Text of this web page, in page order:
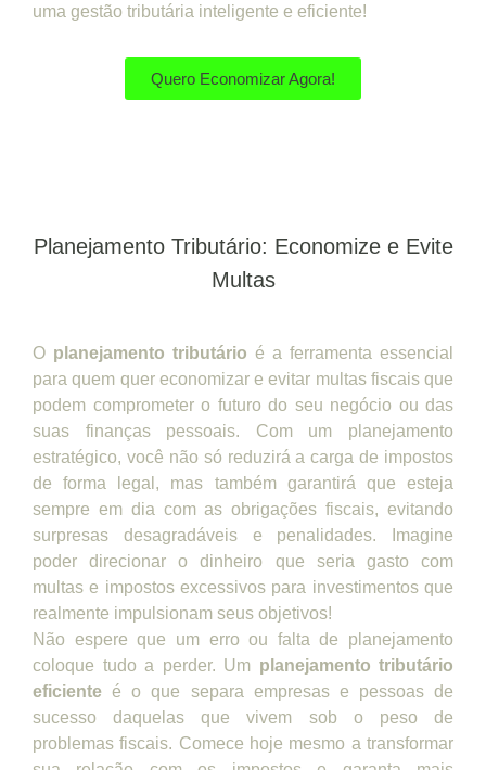
uma gestão tributária inteligente e eficiente!
Quero Economizar Agora!
Planejamento Tributário: Economize e Evite
Multas
O planejamento tributário é a ferramenta essencial
para quem quer economizar e evitar multas fiscais que
podem comprometer o futuro do seu negócio ou das
suas finanças pessoais. Com um planejamento
estratégico, você não só reduzirá a carga de impostos
de forma legal, mas também garantirá que esteja
sempre em dia com as obrigações fiscais, evitando
surpresas desagradáveis e penalidades. Imagine
poder direcionar o dinheiro que seria gasto com
multas e impostos excessivos para investimentos que
realmente impulsionam seus objetivos!
Não espere que um erro ou falta de planejamento
coloque tudo a perder. Um planejamento tributário
eficiente é o que separa empresas e pessoas de
sucesso daquelas que vivem sob o peso de
problemas fiscais. Comece hoje mesmo a transformar